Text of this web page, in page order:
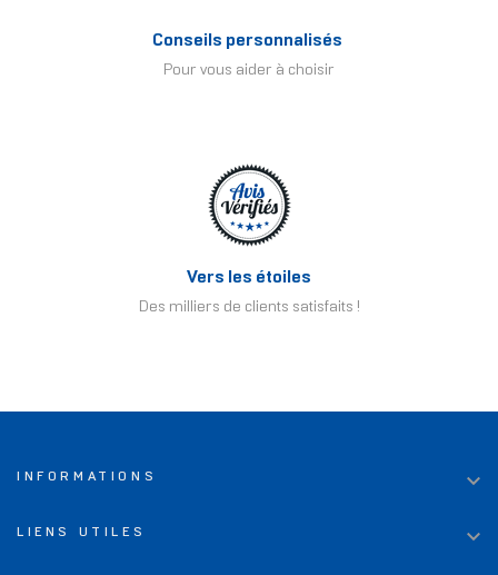
Conseils personnalisés
Pour vous aider à choisir
Vers les étoiles
Des milliers de clients satisfaits !
INFORMATIONS 
LIENS UTILES 